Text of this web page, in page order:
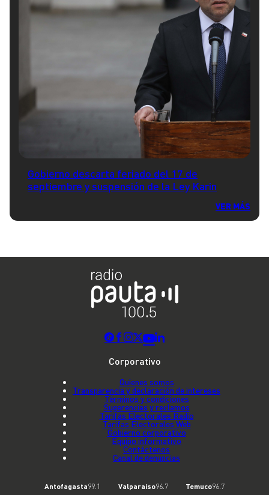
Gobierno descarta feriado del 17 de
septiembre y suspensión de la Ley Karin
VER MÁS
Corporativo
Quienes somos
Transparencia y declaración de intereses
Términos y condiciones
Sugerencias y reclamos
Tarifas Electorales Radio
Tarifas Electorales Web
Gobierno corporativo
Equipo informativo
Contáctenos
Canal de denuncias
Antofagasta99.1 Valparaíso96.7 Temuco96.7